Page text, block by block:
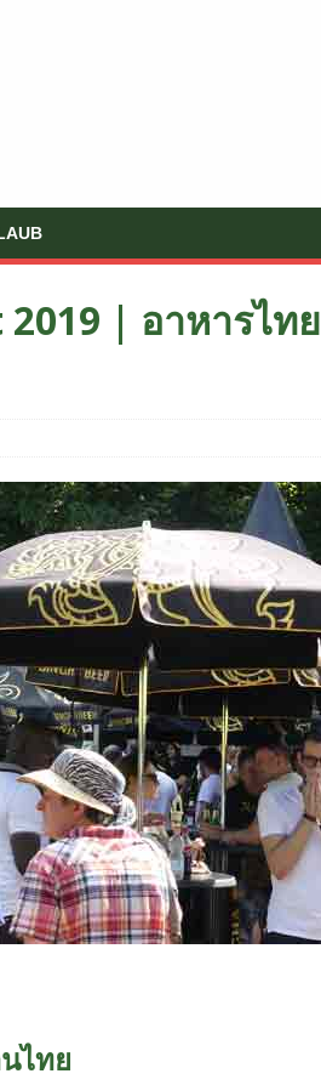
| อาหารไทย
ไทย